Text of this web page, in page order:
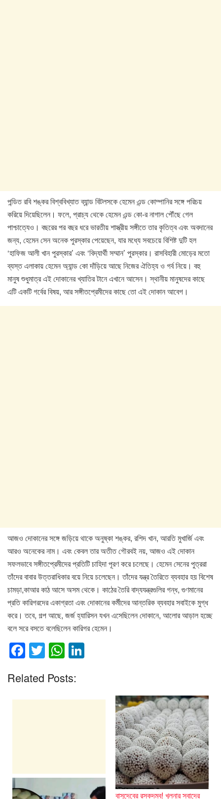
পন্ডিত রবি শঙ্কর বিশ্ববিখ্যাত ব্যান্ড বিটলসকে হেমেন এন্ড কোম্পানির সঙ্গে পরিচয়
করিয়ে দিয়েছিলেন। ফলে, প্রাচ্য থেকে হেমেন এন্ড কো-র নাগাল পৌঁছে গেল
পাশ্চাত্যেও। বছরের পর বছর ধরে ভারতীয় শাস্ত্রীয় সঙ্গীতে তার কৃতিত্ব এবং অবদানের
জন্য, হেমেন সেন অনেক পুরস্কার পেয়েছেন, যার মধ্যে সবচেয়ে বিশিষ্ট দুটি হল
‘হাফিজ আলী খান পুরস্কার’ এবং ‘বিদ্যার্থী সম্মান’ পুরস্কার। রাসবিহারী মোড়ের মতো
ব্যস্ত এলাকায় হেমেন অ্যান্ড কো দাঁড়িয়ে আছে নিজের ঐতিহ্য ও গর্ব নিয়ে। বহু
মানুষ শুধুমাত্র এই দোকানের খ্যাতির টানে এখানে আসেন। স্থানীয় মানুষদের কাছে
এটি একটি গর্বের বিষয়, আর সঙ্গীতপ্রেমীদের কাছে তো এই দোকান আবেগ।
আজও দোকানের সঙ্গে জড়িয়ে থাকে অনুষ্কা শঙ্কর, রশিদ খান, আরতি মুখার্জি এবং
আরও অনেকের নাম। এবং কেবল তার অতীত গৌরবই নয়, আজও এই দোকান
সফলভাবে সঙ্গীতপ্রেমীদের প্রতিটি চাহিদা পূরণ করে চলেছে। হেমেন সেনের পুত্ররা
তাঁদের বাবার উত্তরাধিকার বয়ে নিয়ে চলেছেন। তাঁদের যন্ত্র তৈরিতে ব্যবহার হয় বিশেষ
চামড়া,কাআর কাঠ আসে অসম থেকে। কাঠের তৈরি বাদ্যযন্ত্রগুলির গন্ধ, গুণমানের
প্রতি কারিগরদের একাগ্রতা এবং দোকানের কর্মীদের আন্তরিক ব্যবহার সবাইকে মুগ্ধ
করে। তবে, গল্প আছে, জর্জ হ্যারিসন যখন এসেছিলেন দোকানে, আলোর আড়াল হচ্ছে
বলে সরে বসতে বলেছিলেন কারিগর হেমেন।
F
c
e
T
tt
er
W
at
s e
Related Posts:
বাসুদেবের রসকদম্ব! খুলনার স্বাদের